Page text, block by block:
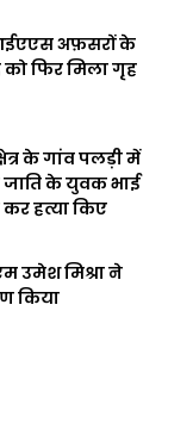
अफ़सरों के
फिर मिला गृह
के गांव पलड़ी में
जाति के युवक भाई
हत्या किए
उमेश मिश्रा ने
किया